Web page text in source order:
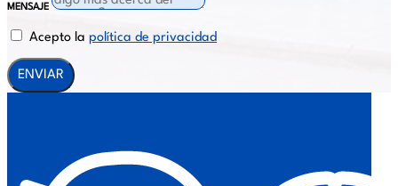
MENSAJE
Acepto la política de privacidad
ENVIAR